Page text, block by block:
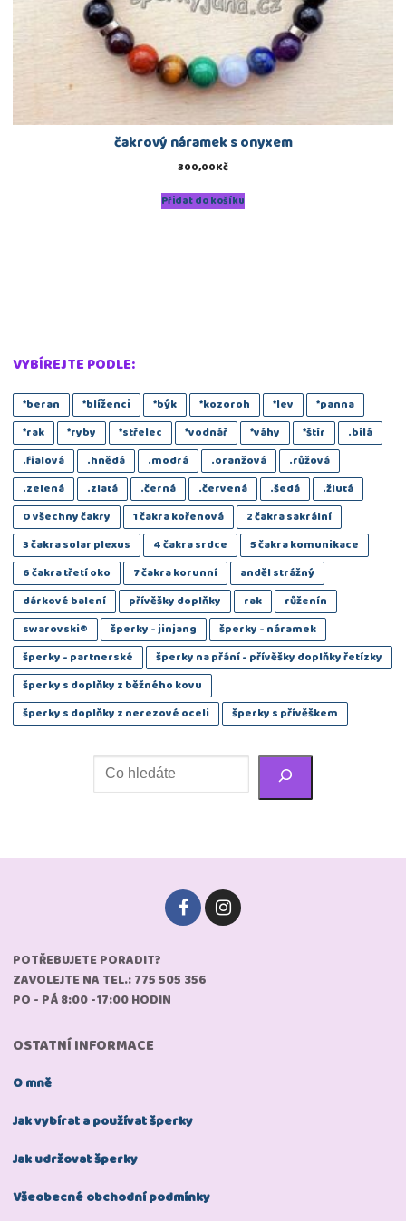
čakrový náramek s onyxem
300,00Kč
Přidat do košíku
VYBÍREJTE PODLE:
*beran *blíženci *býk *kozoroh *lev
*panna
*rak
*ryby *střelec *vodnář *váhy *štír
.bílá
.fialová
.hnědá .modrá .oranžová
.růžová
.zelená
.zlatá .černá .červená .šedá
.žlutá
0 všechny čakry
1 čakra kořenová
2 čakra sakrální
3 čakra solar plexus
4 čakra srdce
5 čakra komunikace
6 čakra třetí oko
7 čakra korunní
anděl strážný
dárkové balení
přívěšky doplňky rak
růženín
swarovski®️
šperky - jinjang
šperky - náramek
šperky - partnerské
šperky na přání - přívěšky doplňky řetízky
šperky s doplňky z běžného kovu
šperky s doplňky z nerezové oceli
šperky s přívěškem
POTŘEBUJETE PORADIT?
ZAVOLEJTE NA TEL.: 775 505 356
PO - PÁ 8:00 -17:00 HODIN
OSTATNÍ INFORMACE
O mně
Jak vybírat a používat šperky
Jak udržovat šperky
Všeobecné obchodní podmínky